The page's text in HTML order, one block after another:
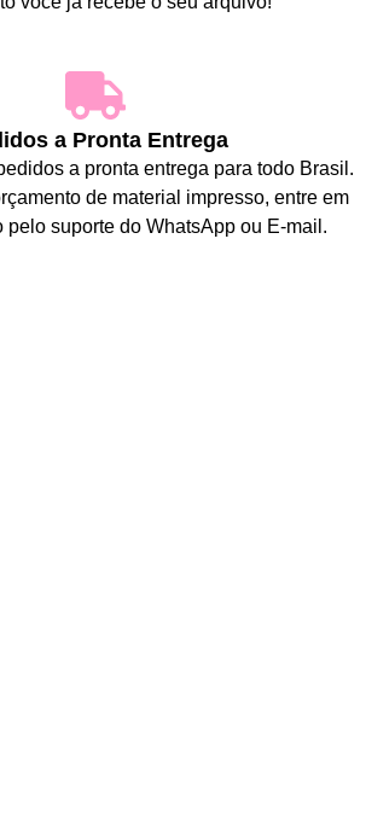
a Pronta Entrega
a pronta entrega para todo Brasil.
de material impresso, entre em
pelo suporte do WhatsApp ou E-mail.